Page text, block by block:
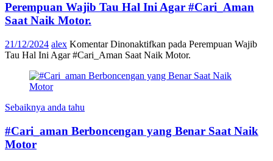
Perempuan Wajib Tau Hal Ini Agar #Cari_Aman
Saat Naik Motor.
21/12/2024 alex Komentar Dinonaktifkan pada Perempuan Wajib
Tau Hal Ini Agar #Cari_Aman Saat Naik Motor.
Sebaiknya anda tahu
#Cari_aman Berboncengan yang Benar Saat Naik
Motor